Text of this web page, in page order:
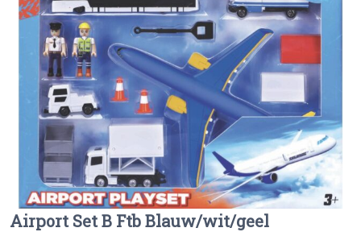
Airport Set B Ftb Blauw/wit/geel